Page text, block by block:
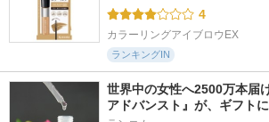
4
カラーリングアイブロウEX
ランキングIN
世界中の女性へ2500万本届
アドバンスト』が、ギフト